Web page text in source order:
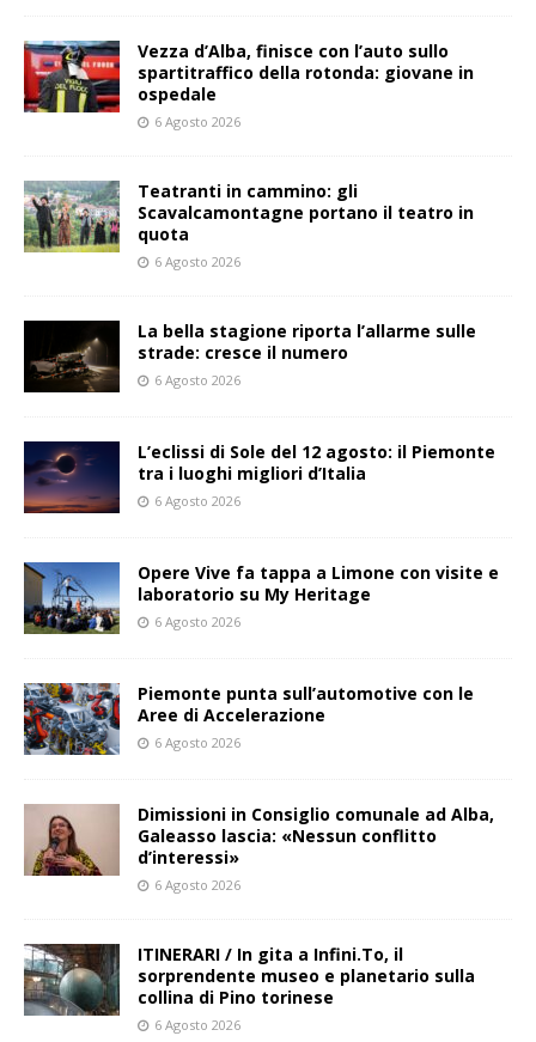
Vezza d’Alba, finisce con l’auto sullo
spartitraffico della rotonda: giovane in
ospedale
6 Agosto 2026
Teatranti in cammino: gli
Scavalcamontagne portano il teatro in
quota
6 Agosto 2026
La bella stagione riporta l’allarme sulle
strade: cresce il numero
6 Agosto 2026
L’eclissi di Sole del 12 agosto: il Piemonte
tra i luoghi migliori d’Italia
6 Agosto 2026
Opere Vive fa tappa a Limone con visite e
laboratorio su My Heritage
6 Agosto 2026
Piemonte punta sull’automotive con le
Aree di Accelerazione
6 Agosto 2026
Dimissioni in Consiglio comunale ad Alba,
Galeasso lascia: «Nessun conflitto
d’interessi»
6 Agosto 2026
ITINERARI / In gita a Infini.To, il
sorprendente museo e planetario sulla
collina di Pino torinese
6 Agosto 2026